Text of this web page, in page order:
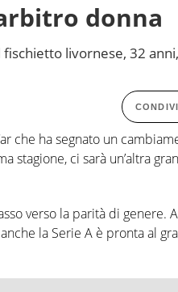
donna
livornese, 32
che ha segnato un
stagione, ci sarà un’altra
verso la parità di genere.
la Serie A è pronta al